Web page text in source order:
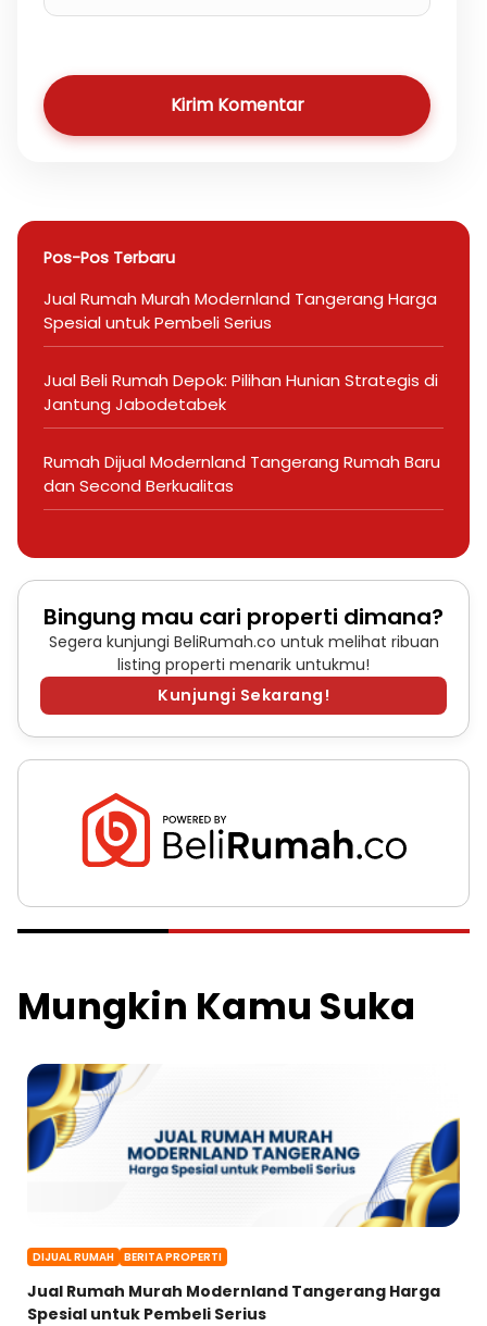
Kirim Komentar
Pos-Pos Terbaru
Jual Rumah Murah Modernland Tangerang Harga
Spesial untuk Pembeli Serius
Jual Beli Rumah Depok: Pilihan Hunian Strategis di
Jantung Jabodetabek
Rumah Dijual Modernland Tangerang Rumah Baru
dan Second Berkualitas
Bingung mau cari properti dimana?
Segera kunjungi BeliRumah.co untuk melihat ribuan
listing properti menarik untukmu!
Kunjungi Sekarang!
Mungkin Kamu Suka
DIJUAL RUMAH BERITA PROPERTI
Jual Rumah Murah Modernland Tangerang Harga
Spesial untuk Pembeli Serius